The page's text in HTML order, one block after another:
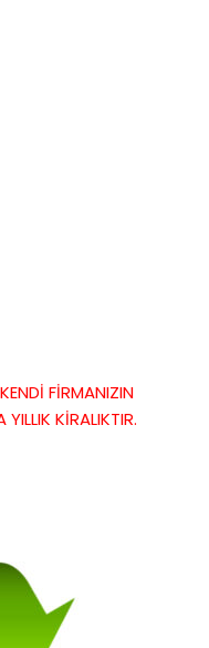
FİRMANIZIN
YILLIK KİRALIKTIR.